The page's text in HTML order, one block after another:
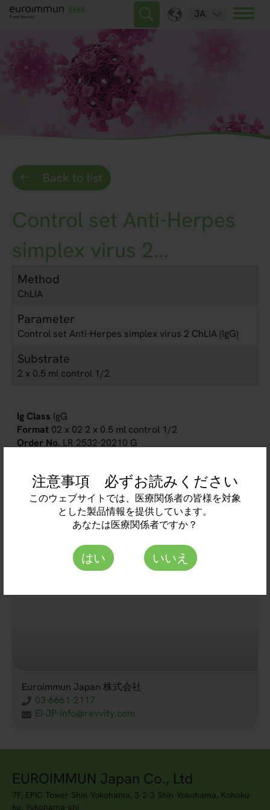
注意事項 必ずお読みください
このウェブサイトでは、医療関係者の皆様を対象
とした製品情報を提供しています。
あなたは医療関係者ですか？
はい いいえ
JA
Back to list
Control set Anti-Herpes
simplex virus 2...
Method
ChLIA
Parameter
Control set Anti-Herpes simplex virus 2 ChLIA (IgG)
Substrate
2 x 0.5 ml control 1/2
IgG
02 x 02 2 x 0.5 ml control 1/2
LR 2532-20210 G
Euroimmun Japan 株式会社
03-6661-2117
EI-JP-info@revvity.com
EUROIMMUN Japan Co., Ltd
7F, EPIC Tower Shin-Yokohama, 3-2-3 Shin-Yokohama, Kohoku-
ku, Yokohama-shi